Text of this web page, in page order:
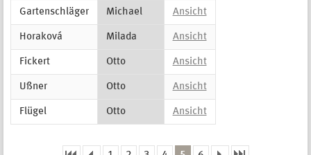
Gartenschläger Michael Ansicht
Horaková Milada Ansicht
Fickert Otto Ansicht
Ußner Otto Ansicht
Flügel Otto Ansicht